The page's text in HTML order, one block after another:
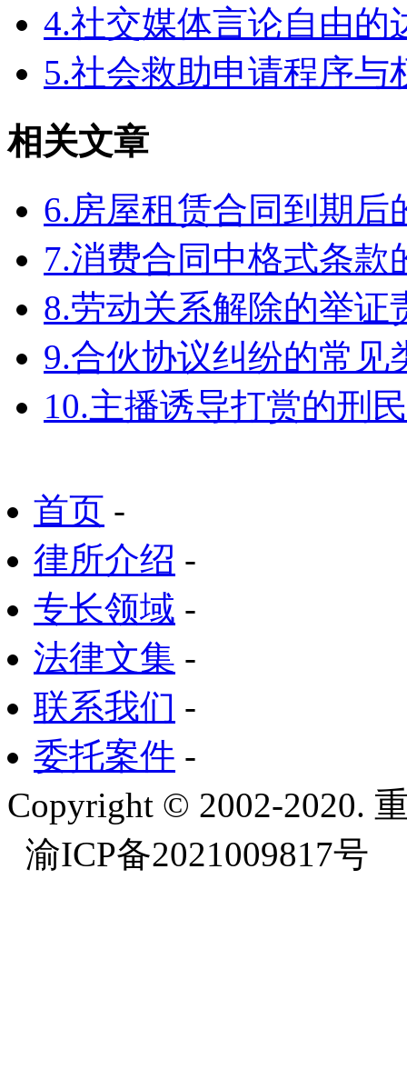
4.社交媒体言论自由
5.社会救助申请程序与
相关文章
6.房屋租赁合同到期后
7.消费合同中格式条款
8.劳动关系解除的举证
9.合伙协议纠纷的常见
10.主播诱导打赏的刑
首页 -
律所介绍 -
专长领域 -
法律文集 -
联系我们 -
委托案件 -
Copyright © 2002-2020.
渝ICP备2021009817号